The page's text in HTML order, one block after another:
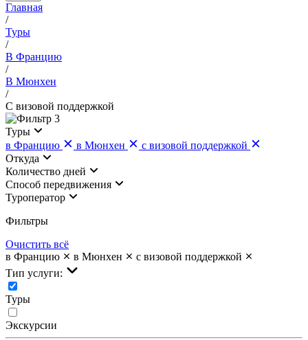
Главная
/
Туры
/
В Францию
/
В Мюнхен
/
С визовой поддержкой
3
Туры
в Францию
в Мюнхен
с визовой поддержкой
Откуда
Количество дней
Cпособ передвижения
Туроператор
Фильтры
Очистить всё
в Францию
в Мюнхен
с визовой поддержкой
Тип услуги:
Туры
Экскурсии